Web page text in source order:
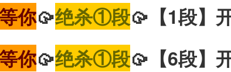
你🥠绝杀①段🥠【1段】
你🥠绝杀①段🥠【6段】